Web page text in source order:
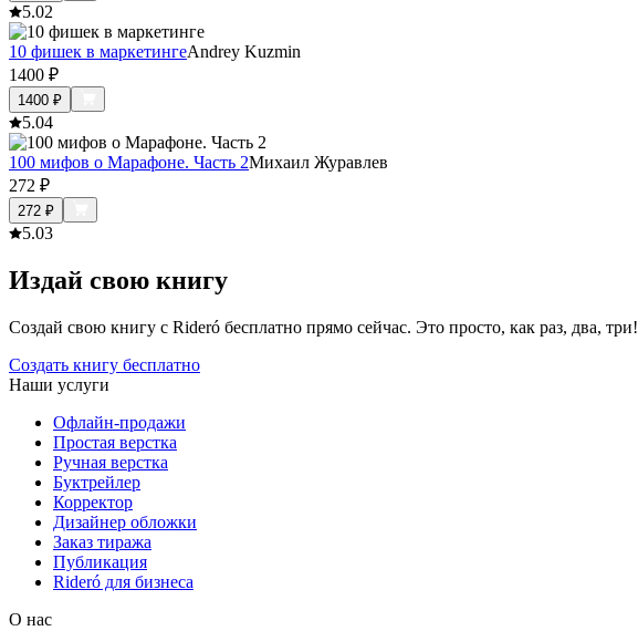
5.02
10 фишек в маркетингеAndrey Kuzmin
1400 ₽
1400 ₽
5.04
100 мифов о Марафоне. Часть 2Михаил Журавлев
272 ₽
272 ₽
5.03
Издай свою книгу
Создай свою книгу с Rideró бесплатно прямо сейчас. Это просто, как раз, два, три!
Создать книгу бесплатно
Наши услуги
Офлайн-продажи
Простая верстка
Ручная верстка
Буктрейлер
Корректор
Дизайнер обложки
Заказ тиража
Публикация
Rideró для бизнеса
О нас